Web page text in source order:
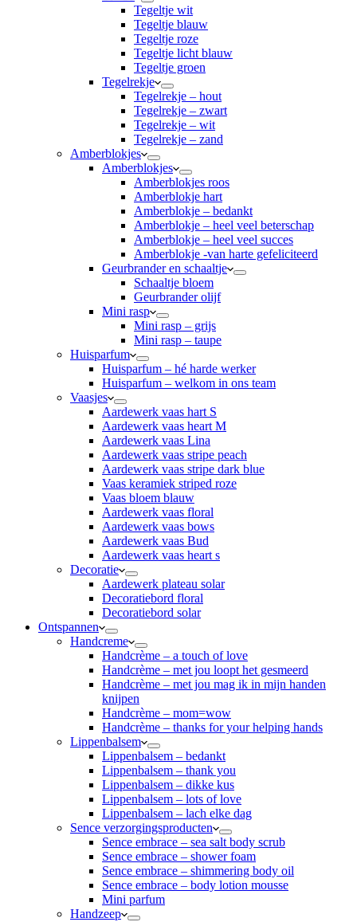
Tegeltje wit
Tegeltje blauw
Tegeltje roze
Tegeltje licht blauw
Tegeltje groen
Tegelrekje
Tegelrekje – hout
Tegelrekje – zwart
Tegelrekje – wit
Tegelrekje – zand
Amberblokjes
Amberblokjes
Amberblokjes roos
Amberblokje hart
Amberblokje – bedankt
Amberblokje – heel veel beterschap
Amberblokje – heel veel succes
Amberblokje -van harte gefeliciteerd
Geurbrander en schaaltje
Schaaltje bloem
Geurbrander olijf
Mini rasp
Mini rasp – grijs
Mini rasp – taupe
Huisparfum
Huisparfum – hé harde werker
Huisparfum – welkom in ons team
Vaasjes
Aardewerk vaas hart S
Aardewerk vaas heart M
Aardewerk vaas Lina
Aardewerk vaas stripe peach
Aardewerk vaas stripe dark blue
Vaas keramiek striped roze
Vaas bloem blauw
Aardewerk vaas floral
Aardewerk vaas bows
Aardewerk vaas Bud
Aardewerk vaas heart s
Decoratie
Aardewerk plateau solar
Decoratiebord floral
Decoratiebord solar
Ontspannen
Handcreme
Handcrème – a touch of love
Handcrème – met jou loopt het gesmeerd
Handcrème – met jou mag ik in mijn handen
knijpen
Handcrème – mom=wow
Handcrème – thanks for your helping hands
Lippenbalsem
Lippenbalsem – bedankt
Lippenbalsem – thank you
Lippenbalsem – dikke kus
Lippenbalsem – lots of love
Lippenbalsem – lach elke dag
Sence verzorgingsproducten
Sence embrace – sea salt body scrub
Sence embrace – shower foam
Sence embrace – shimmering body oil
Sence embrace – body lotion mousse
Mini parfum
Handzeep